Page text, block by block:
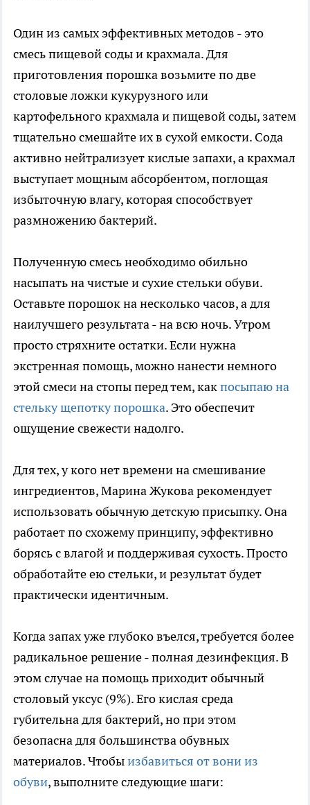
Один из самых эффективных методов - это
смесь пищевой соды и крахмала. Для
приготовления порошка возьмите по две
столовые ложки кукурузного или
картофельного крахмала и пищевой соды, затем
тщательно смешайте их в сухой емкости. Сода
активно нейтрализует кислые запахи, а крахмал
выступает мощным абсорбентом, поглощая
избыточную влагу, которая способствует
размножению бактерий.
Полученную смесь необходимо обильно
насыпать на чистые и сухие стельки обуви.
Оставьте порошок на несколько часов, а для
наилучшего результата - на всю ночь. Утром
просто стряхните остатки. Если нужна
экстренная помощь, можно нанести немного
этой смеси на стопы перед тем, какпосыпаю на
стельку щепотку порошка. Это обеспечит
ощущение свежести надолго.
Для тех, у кого нет времени на смешивание
ингредиентов, Марина Жукова рекомендует
использовать обычную детскую присыпку. Она
работает по схожему принципу, эффективно
борясь с влагой и поддерживая сухость. Просто
обработайте ею стельки, и результат будет
практически идентичным.
Когда запах уже глубоко въелся, требуется более
радикальное решение - полная дезинфекция. В
этом случае на помощь приходит обычный
столовый уксус (9%). Его кислая среда
губительна для бактерий, но при этом
безопасна для большинства обувных
материалов. Чтобыизбавиться от вони из
обуви, выполните следующие шаги: